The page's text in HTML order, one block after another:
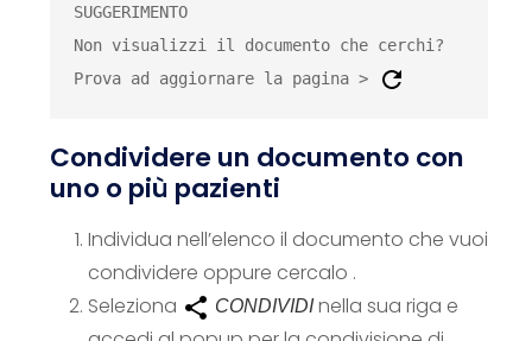
SUGGERIMENTO
Non visualizzi il documento che cerchi?
Prova ad aggiornare la pagina >
Condividere un documento con
uno o più pazienti
Individua nell’elenco il documento che vuoi
condividere oppure cercalo .
Seleziona
CONDIVIDInella sua riga e